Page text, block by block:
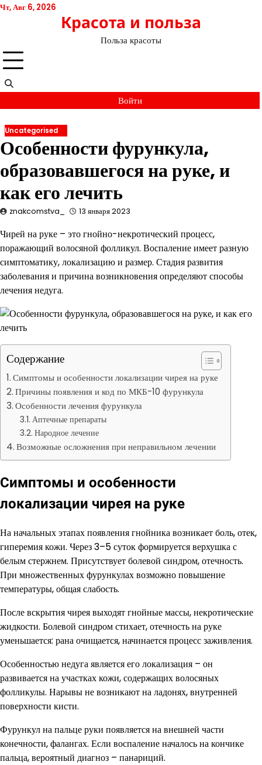
Перейти
Чт, Авг 6, 2026
Красота и польза
Польза красоты
Войти
Uncategorised
Особенности фурункула,
образовавшегося на руке, и
как его лечить
znakcomstva_ 13 января 2023
Чирей на руке – это гнойно-некротический процесс,
поражающий волосяной фолликул. Воспаление имеет разную
симптоматику, локализацию и размер. Стадия развития
заболевания и причина возникновения определяют способы
лечения недуга.
Содержание
Симптомы и особенности локализации чирея на руке
Причины появления и код по МКБ-10 фурункула
Особенности лечения фурункула
Аптечные препараты
Народное лечение
Возможные осложнения при неправильном лечении
Симптомы и особенности
локализации чирея на руке
На начальных этапах появления гнойника возникает боль, отек,
гиперемия кожи. Через 3–5 суток формируется верхушка с
белым стержнем. Присутствует болевой синдром, отечность.
При множественных фурункулах возможно повышение
температуры, общая слабость.
После вскрытия чирея выходят гнойные массы, некротические
жидкости. Болевой синдром стихает, отечность на руке
уменьшается: рана очищается, начинается процесс заживления.
Особенностью недуга является его локализация – он
развивается на участках кожи, содержащих волосяных
фолликулы. Нарывы не возникают на ладонях, внутренней
поверхности кисти.
Фурункул на пальце руки появляется на внешней части
конечности, фалангах. Если воспаление началось на кончике
пальца, вероятный диагноз – панариций.